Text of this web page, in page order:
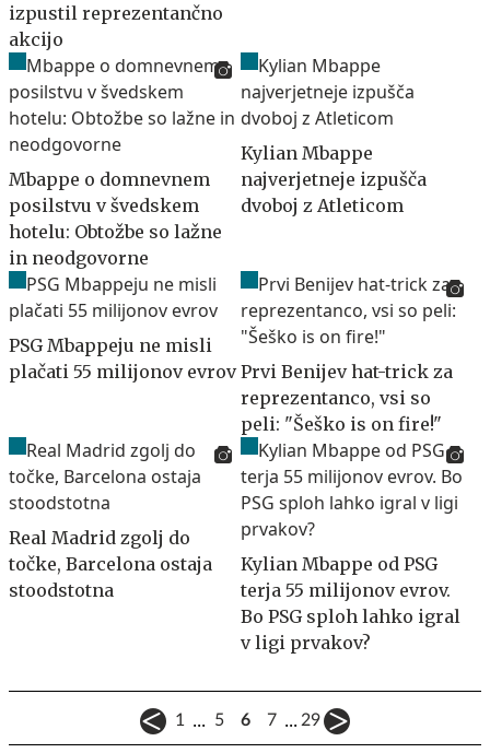
izpustil reprezentančno
akcijo
Mbappe o domnevnem
posilstvu v švedskem
hotelu: Obtožbe so lažne
in neodgovorne
Kylian Mbappe
najverjetneje izpušča
dvoboj z Atleticom
PSG Mbappeju ne misli
plačati 55 milijonov evrov Prvi Benijev hat-trick za
reprezentanco, vsi so
peli: "Šeško is on fire!"
Real Madrid zgolj do
točke, Barcelona ostaja
stoodstotna
Kylian Mbappe od PSG
terja 55 milijonov evrov.
Bo PSG sploh lahko igral
v ligi prvakov?
1 ... 5 6 7 ... 29